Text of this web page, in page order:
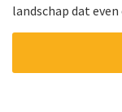
landschap dat
gedurfde en